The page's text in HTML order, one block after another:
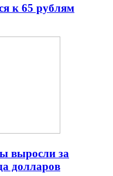
к 65 рублям
выросли за
долларов